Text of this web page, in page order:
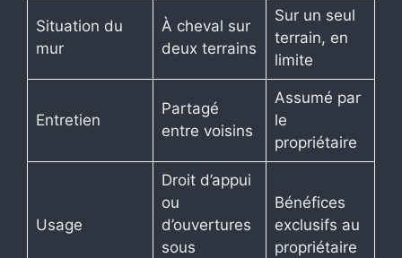
Situation du
mur
À cheval sur
deux terrains
Sur un seul
terrain, en
limite
Entretien
Partagé
entre voisins
Assumé par
le
propriétaire
Usage
Droit d’appui
ou
d’ouvertures
sous
Bénéfices
exclusifs au
propriétaire